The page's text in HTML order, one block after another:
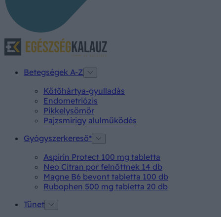
Betegségek A-Z
Kötőhártya-gyulladás
Endometriózis
Pikkelysömör
Pajzsmirigy alulműködés
Gyógyszerkereső*
Aspirin Protect 100 mg tabletta
Neo Citran por felnőttnek 14 db
Magne B6 bevont tabletta 100 db
Rubophen 500 mg tabletta 20 db
Tünet